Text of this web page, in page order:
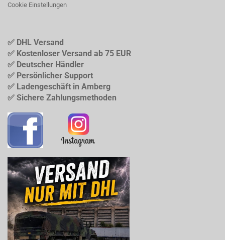
Cookie Einstellungen
✅ DHL Versand
✅ Kostenloser Versand ab 75 EUR
✅ Deutscher Händler
✅ Persönlicher Support
✅ Ladengeschäft in Amberg
✅ Sichere Zahlungsmethoden